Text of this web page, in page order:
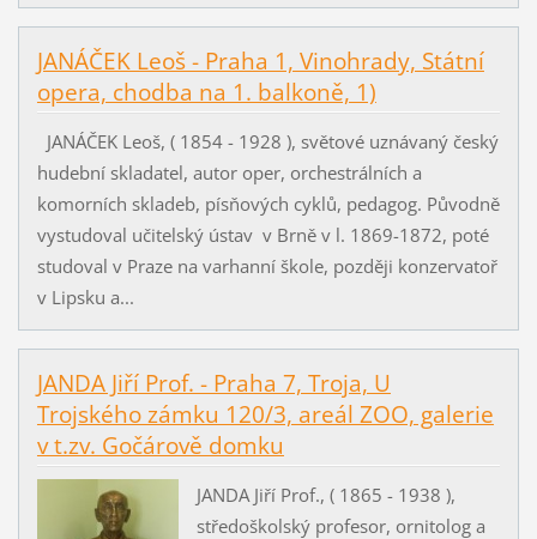
JANÁČEK Leoš - Praha 1, Vinohrady, Státní
opera, chodba na 1. balkoně, 1)
JANÁČEK Leoš, ( 1854 - 1928 ), světové uznávaný český
hudební skladatel, autor oper, orchestrálních a
komorních skladeb, písňových cyklů, pedagog. Původně
vystudoval učitelský ústav v Brně v l. 1869-1872, poté
studoval v Praze na varhanní škole, později konzervatoř
v Lipsku a...
JANDA Jiří Prof. - Praha 7, Troja, U
Trojského zámku 120/3, areál ZOO, galerie
v t.zv. Gočárově domku
JANDA Jiří Prof., ( 1865 - 1938 ),
středoškolský profesor, ornitolog a